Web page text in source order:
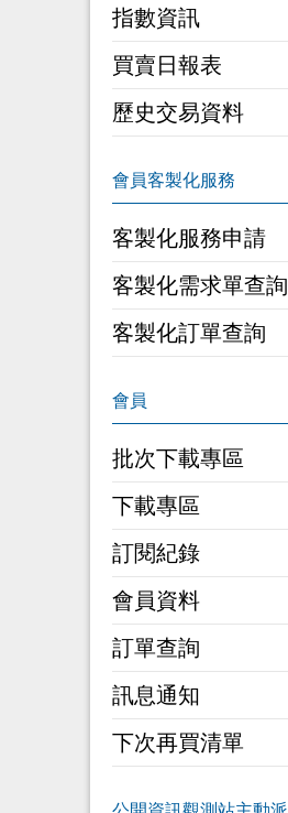
指數資訊
買賣日報表
歷史交易資料
客製化服務申請
客製化需求單查詢
客製化訂單查詢
批次下載專區
下載專區
訂閱紀錄
會員資料
訂單查詢
訊息通知
下次再買清單